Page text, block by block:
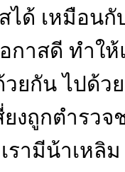
ได้ เหมือน
กาสดี ทำใ
ยกัน ไปด้วย
ยงถูกตำรว
รามีน้าเหลิ